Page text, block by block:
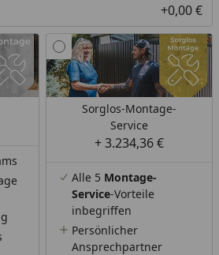
+0,00 €
Sorglos-Montage-
Service
+ 3.234,36 €
Alle 5 Montage-
Service-Vorteile
inbegriffen
Persönlicher
Ansprechpartner